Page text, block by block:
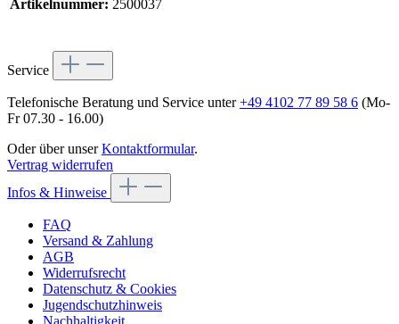
Artikelnummer: 2500037
Service
Telefonische Beratung und Service unter+49 4102 77 89 58 6 (Mo-
Fr 07.30 - 16.00)
Oder über unserKontaktformular.
Vertrag widerrufen
Infos & Hinweise
FAQ
Versand & Zahlung
AGB
Widerrufsrecht
Datenschutz & Cookies
Jugendschutzhinweis